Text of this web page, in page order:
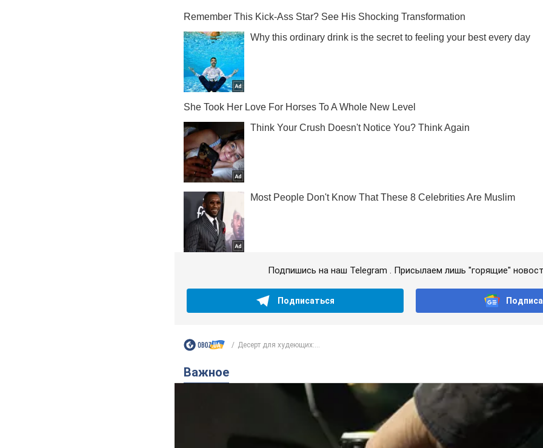
Подпишись на наш Telegram . Присылаем лишь "горящие"
Подписаться
Десерт для худеющих:...
Важное